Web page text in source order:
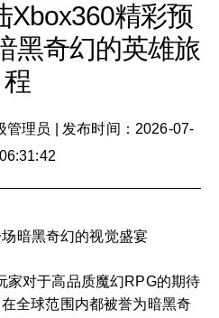
Xbox360精彩预
黑奇幻的英雄旅
程
管理员
发布时间：2026-07-
暗黑奇幻的视觉盛宴
家对于高品质魔幻RPG的期待
全球范围内都被誉为暗黑奇